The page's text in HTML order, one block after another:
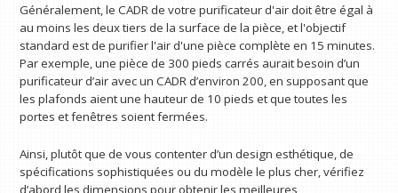
Généralement, le CADR de votre purificateur d'air doit être égal à
au moins les deux tiers de la surface de la pièce, et l'objectif
standard est de purifier l'air d'une pièce complète en 15 minutes.
Par exemple, une pièce de 300 pieds carrés aurait besoin d’un
purificateur d’air avec un CADR d’environ 200, en supposant que
les plafonds aient une hauteur de 10 pieds et que toutes les
portes et fenêtres soient fermées.
Ainsi, plutôt que de vous contenter d’un design esthétique, de
spécifications sophistiquées ou du modèle le plus cher, vérifiez
d’abord les dimensions pour obtenir les meilleures